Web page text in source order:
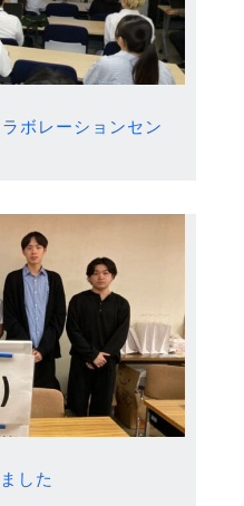
ボレーションセン
した